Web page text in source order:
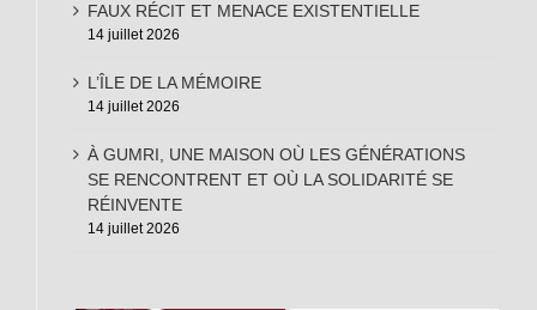
FAUX RÉCIT ET MENACE EXISTENTIELLE
14 juillet 2026
L’ÎLE DE LA MÉMOIRE
14 juillet 2026
À GUMRI, UNE MAISON OÙ LES GÉNÉRATIONS
SE RENCONTRENT ET OÙ LA SOLIDARITÉ SE
RÉINVENTE
14 juillet 2026